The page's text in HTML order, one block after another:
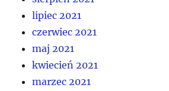
lipiec 2021
czerwiec 2021
maj 2021
kwiecień 2021
marzec 2021